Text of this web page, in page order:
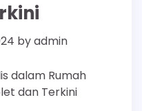
byadmin
dalam Rumah
dan Terkini